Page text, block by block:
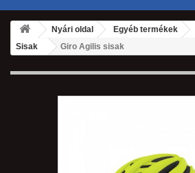
Nyári oldal Egyéb termékek
Sisak
Giro Agilis sisak